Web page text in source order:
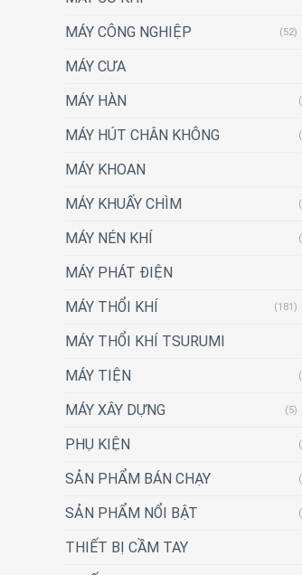
MÁY CÔNG NGHIỆP (52)
MÁY CƯA
MÁY HÀN
MÁY HÚT CHÂN KHÔNG
MÁY KHOAN
MÁY KHUẤY CHÌM
MÁY NÉN KHÍ
MÁY PHÁT ĐIỆN
MÁY THỔI KHÍ (181)
MÁY THỔI KHÍ TSURUMI
MÁY TIỆN
MÁY XÂY DỰNG (5)
PHỤ KIỆN
SẢN PHẨM BÁN CHẠY
SẢN PHẨM NỔI BẬT
THIẾT BỊ CẦM TAY